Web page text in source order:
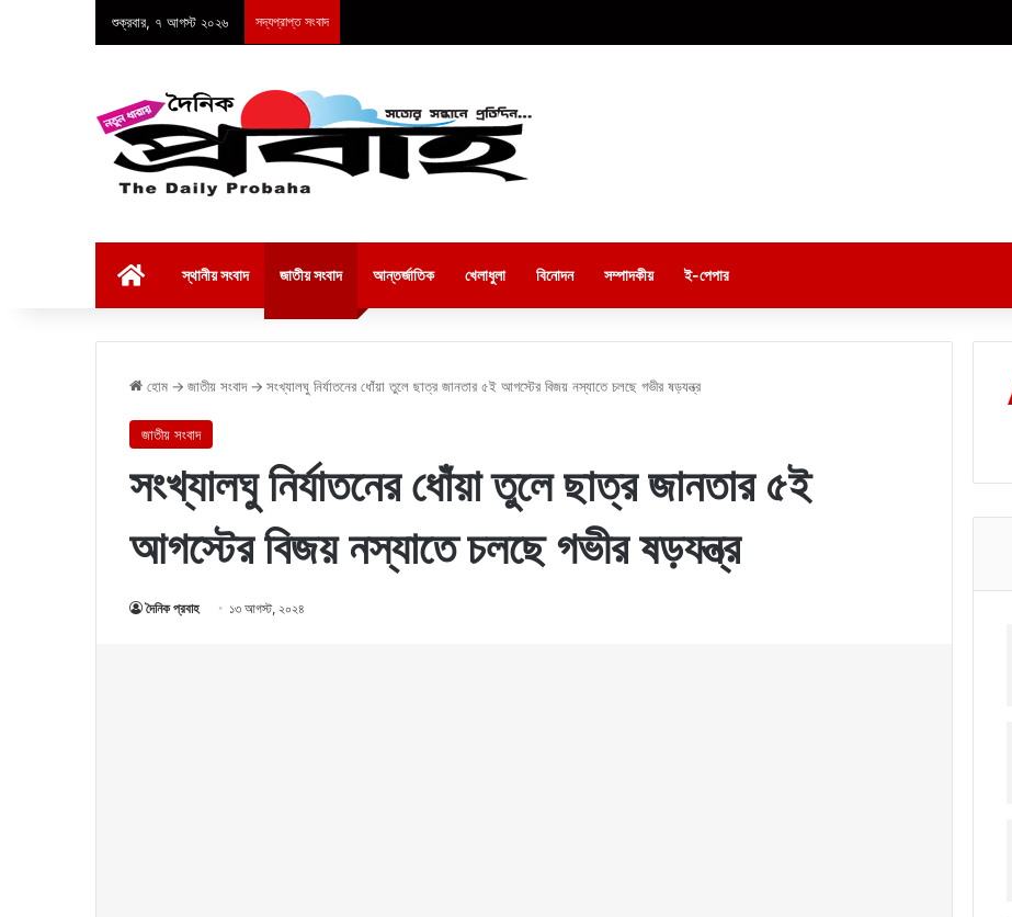
শুক্রবার, ৭ আগস্ট ২০২৬ সদ্যপ্রাপ্ত সংবাদ
স্থানীয় সংবাদ জাতীয় সংবাদ আন্তর্জাতিক খেলাধুলা বিনোদন সম্পাদকীয় ই-পেপার
হোম → জাতীয় সংবাদ → সংখ্যালঘু নির্যাতনের ধোঁয়া তুলে ছাত্র জানতার ৫ই আগস্টের বিজয় নস্যাতে চলছে গভীর ষড়যন্ত্র
জাতীয় সংবাদ
সংখ্যালঘু নির্যাতনের ধোঁয়া তুলে ছাত্র জানতার ৫ই
আগস্টের বিজয় নস্যাতে চলছে গভীর ষড়যন্ত্র
দৈনিক প্রবাহ ১৩ আগস্ট, ২০২৪